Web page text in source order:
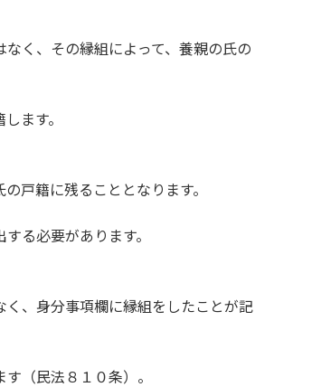
く、その縁組によって、養親の氏の
ます。
戸籍に残ることとなります。
る必要があります。
、身分事項欄に縁組をしたことが記
（民法８１０条）。